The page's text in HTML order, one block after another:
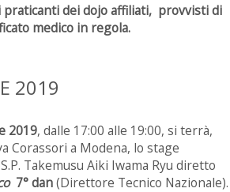
praticanti dei dojo affiliati, provvisti di
medico in regola.
2019
2019, dalle 17:00 alle 19:00, si terrà,
Corassori a Modena, lo stage
Takemusu Aiki Iwama Ryu diretto
7° dan(Direttore Tecnico Nazionale).